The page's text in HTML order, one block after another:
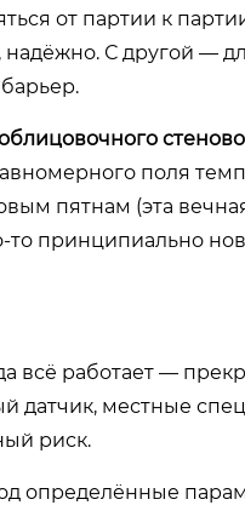
от партии к
надёжно. С другой —
поля
пятнам (эта
то принципиально
всё работает —
датчик, местные
риск.
определённые